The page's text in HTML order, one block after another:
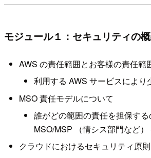
モジュール１：セキュリティの
AWS の責任範囲とお客様の責任範
利用する AWS サービスにより
MSO 責任モデルについて
誰がどの範囲の責任を担保す
MSO/MSP （情シス部門など）
クラウドにおけるセキュリティ原則